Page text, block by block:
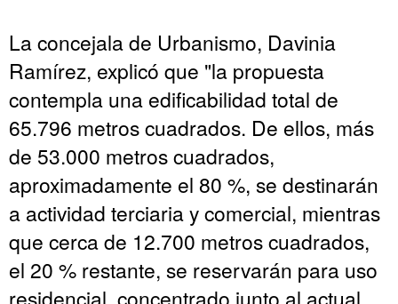
La concejala de Urbanismo, Davinia
Ramírez, explicó que "la propuesta
contempla una edificabilidad total de
65.796 metros cuadrados. De ellos, más
de 53.000 metros cuadrados,
aproximadamente el 80 %, se destinarán
a actividad terciaria y comercial, mientras
que cerca de 12.700 metros cuadrados,
el 20 % restante, se reservarán para uso
residencial, concentrado junto al actual